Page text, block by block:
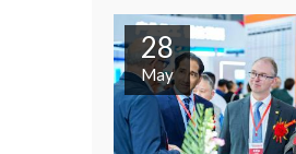
28
May